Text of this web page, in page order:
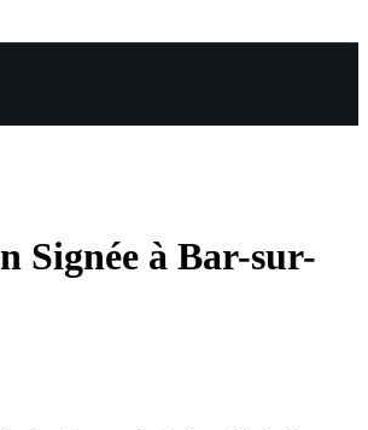
Signée à Bar-sur-